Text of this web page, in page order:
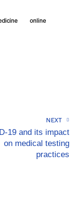
online
NEXT
19 and its impact
on medical testing
practices